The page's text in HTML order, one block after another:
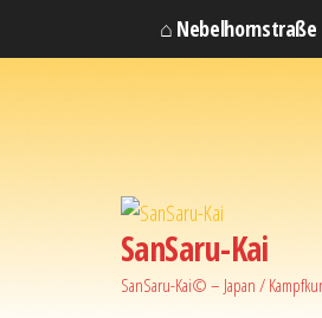
⌂ Nebelhornstraße
SanSaru-Kai
SanSaru-Kai© – Japan /